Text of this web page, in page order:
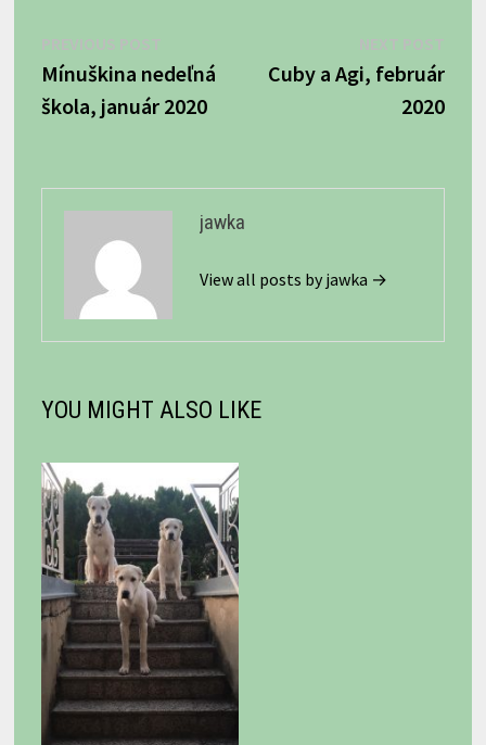
v
článku
post:
Mínuškina nedeľná
škola, január 2020
post:
Cuby a Agi, február
2020
jawka
View all posts by jawka →
YOU MIGHT ALSO LIKE